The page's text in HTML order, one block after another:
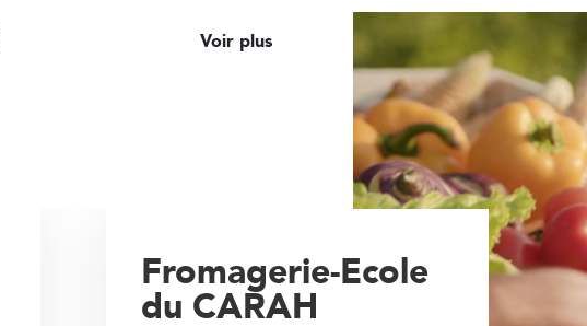
Voir plus
Fromagerie-Ecole
du CARAH